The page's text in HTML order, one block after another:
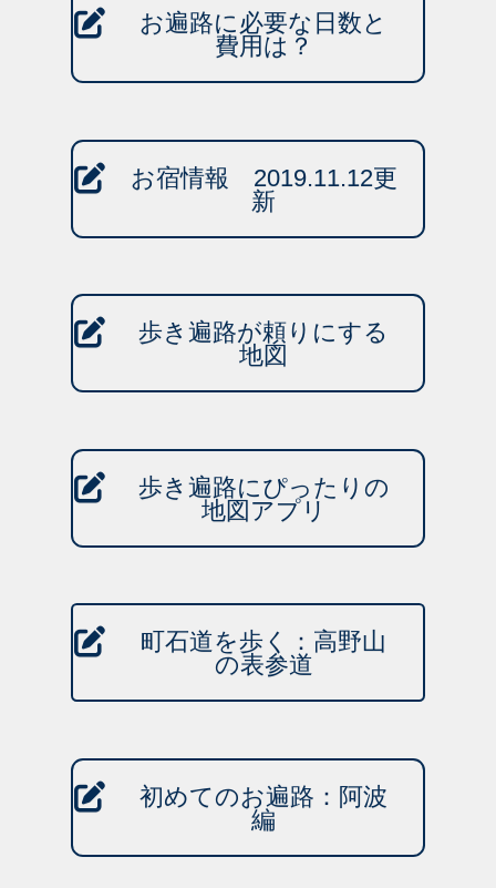
お遍路に必要な日数と
費用は？
お宿情報 2019.11.12更
新
歩き遍路が頼りにする
地図
歩き遍路にぴったりの
地図アプリ
町石道を歩く：高野山
の表参道
初めてのお遍路：阿波
編